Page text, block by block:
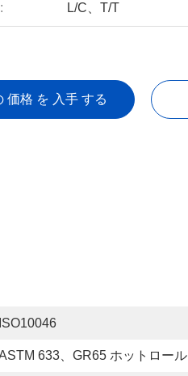
L/C、T/T
価格 を 入手 する
ISO10046
633、GR65 ホットロール